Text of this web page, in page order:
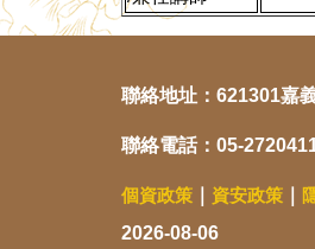
聯絡地址：621301嘉
聯絡電話：05-
個資政策 資安政策
2026-08-06